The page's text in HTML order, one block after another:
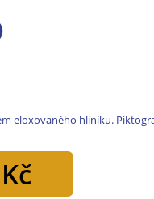
eloxovaného hliníku.